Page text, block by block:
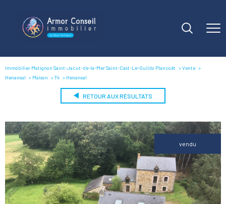
Immobilier Matignon Saint-Jacut-de-la-Mer Saint-Cast-Le-Guildo Plancoët
Vente
Henansal
Maison T4 Henansal
RETOUR AUX RÉSULTATS
vendu